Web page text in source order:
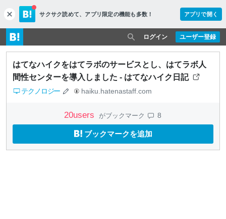
c
l
o
s
e
サクサク読めて、 アプリ限定の機能も多数！ アプリで開く
ユーザー登録
ログイン
はてなハイクをはてラボのサービスとし、はてラボ人
間性センターを導入しました - はてなハイク日記
テクノロジー haiku.hatenastaff.com
20users がブックマーク 8
ブックマークを追加